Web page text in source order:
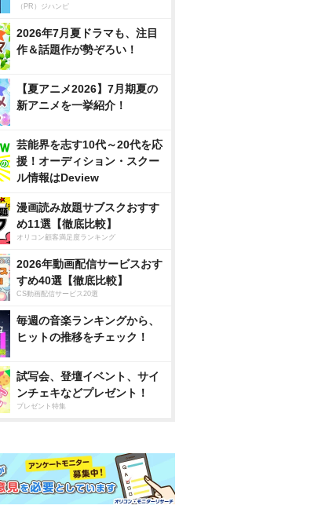
（PR）ジハンピ
2026年7月夏ドラマも、注目
作＆話題作が勢ぞろい！
【夏アニメ2026】7月期夏の
新アニメを一挙紹介！
芸能界を志す10代～20代を応
援！オーディション・スクー
ル情報はDeview
漫画読み放題サブスクおすす
め11選【徹底比較】
オリコン顧客満足度ランキング
2026年動画配信サービスおす
すめ40選【徹底比較】
CS動画配信サービス20選
毎週の音楽ランキングから、
ヒットの推移をチェック！
試写会、登壇イベント、サイ
ンチェキなどプレゼント！
プレゼント特集